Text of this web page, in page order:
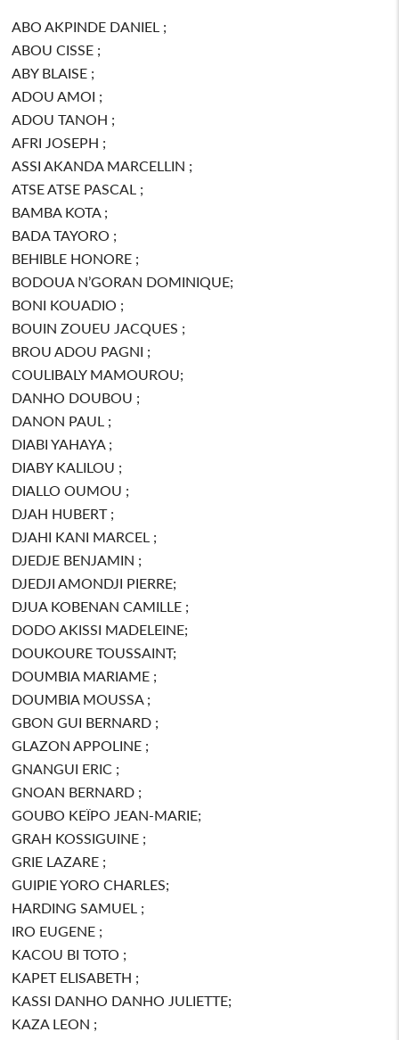
ABO AKPINDE DANIEL ;
ABOU CISSE ;
ABY BLAISE ;
ADOU AMOI ;
ADOU TANOH ;
AFRI JOSEPH ;
ASSI AKANDA MARCELLIN ;
ATSE ATSE PASCAL ;
BAMBA KOTA ;
BADA TAYORO ;
BEHIBLE HONORE ;
BODOUA N’GORAN DOMINIQUE;
BONI KOUADIO ;
BOUIN ZOUEU JACQUES ;
BROU ADOU PAGNI ;
COULIBALY MAMOUROU;
DANHO DOUBOU ;
DANON PAUL ;
DIABI YAHAYA ;
DIABY KALILOU ;
DIALLO OUMOU ;
DJAH HUBERT ;
DJAHI KANI MARCEL ;
DJEDJE BENJAMIN ;
DJEDJI AMONDJI PIERRE;
DJUA KOBENAN CAMILLE ;
DODO AKISSI MADELEINE;
DOUKOURE TOUSSAINT;
DOUMBIA MARIAME ;
DOUMBIA MOUSSA ;
GBON GUI BERNARD ;
GLAZON APPOLINE ;
GNANGUI ERIC ;
GNOAN BERNARD ;
GOUBO KEÏPO JEAN-MARIE;
GRAH KOSSIGUINE ;
GRIE LAZARE ;
GUIPIE YORO CHARLES;
HARDING SAMUEL ;
IRO EUGENE ;
KACOU BI TOTO ;
KAPET ELISABETH ;
KASSI DANHO DANHO JULIETTE;
KAZA LEON ;